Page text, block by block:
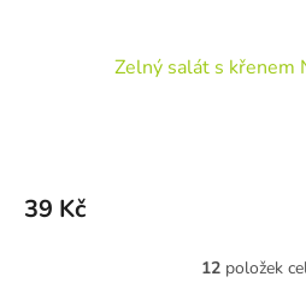
Zelný salát s křenem
39 Kč
O
12položek